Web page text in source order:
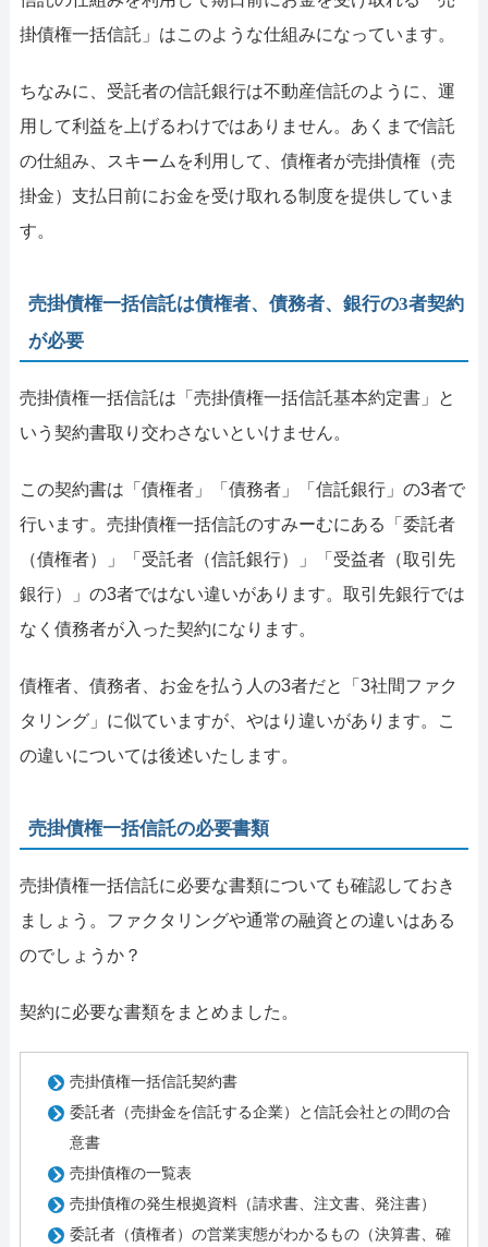
掛債権一括信託」はこのような仕組みになっています。
ちなみに、受託者の信託銀行は不動産信託のように、運
用して利益を上げるわけではありません。あくまで信託
の仕組み、スキームを利用して、債権者が売掛債権（売
掛金）支払日前にお金を受け取れる制度を提供していま
す。
売掛債権一括信託は債権者、債務者、銀行の3者契約
が必要
売掛債権一括信託は「売掛債権一括信託基本約定書」と
いう契約書取り交わさないといけません。
この契約書は「債権者」「債務者」「信託銀行」の3者で
行います。売掛債権一括信託のすみーむにある「委託者
（債権者）」「受託者（信託銀行）」「受益者（取引先
銀行）」の3者ではない違いがあります。取引先銀行では
なく債務者が入った契約になります。
債権者、債務者、お金を払う人の3者だと「3社間ファク
タリング」に似ていますが、やはり違いがあります。こ
の違いについては後述いたします。
売掛債権一括信託の必要書類
売掛債権一括信託に必要な書類についても確認しておき
ましょう。ファクタリングや通常の融資との違いはある
のでしょうか？
契約に必要な書類をまとめました。
売掛債権一括信託契約書
委託者（売掛金を信託する企業）と信託会社との間の合
意書
売掛債権の一覧表
売掛債権の発生根拠資料（請求書、注文書、発注書）
委託者（債権者）の営業実態がわかるもの（決算書、確